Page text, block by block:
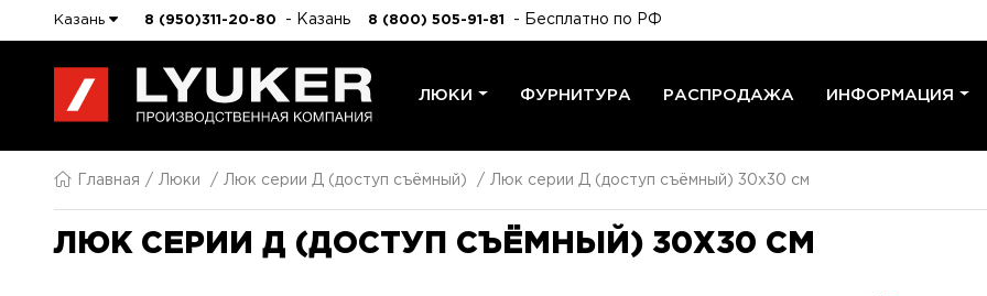
Казань 8 (950)311-20-80 - Казань 8 (800) 505-91-81 - Бесплатно по РФ
ЛЮКИ ФУРНИТУРА РАСПРОДАЖА ИНФОРМАЦИЯ
Главная Люки Люк серии Д (доступ съёмный) Люк серии Д (доступ съёмный) 30x30 см
ЛЮК СЕРИИ Д (ДОСТУП СЪЁМНЫЙ) 30X30 СМ